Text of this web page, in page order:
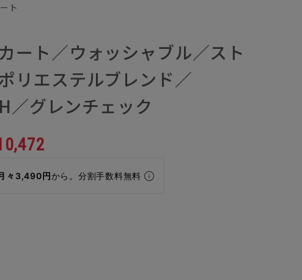
ト
ート／ウォッシャブル／スト
リエステルブレンド／
／グレンチェック
々3,490円から。分割手数料無料